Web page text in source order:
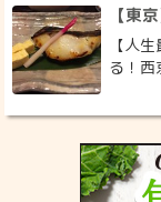
【東
【人
る！西